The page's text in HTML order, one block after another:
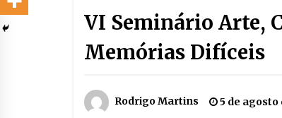
VI Seminário Arte,
Memórias Difíceis
Rodrigo Martins 5 de agosto